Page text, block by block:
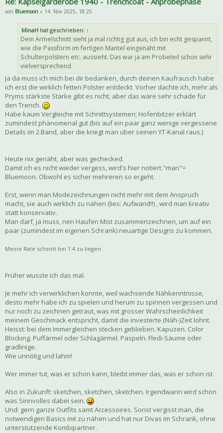
von Bluemoon » 14. Nov 2025, 18:25
MinaH hat geschrieben: ↑
Dein Ärmelschnitt sieht ja mal richtig gut aus, ich bin echt gespannt,
wie die Passform im fertigen Mantel eingenäht mit
Schulterpolstern etc. aussieht. Das war ja am Probeteil schon sehr
vielversprechend.
Ja da muss ich mich bei dir bedanken, durch deinen Kaufrausch habe
ich erst die wirklich fetten Polster entdeckt. Vorher dachte ich, mehr als
Pryms stärkste Stärke gibt es nicht, aber das wäre sehr schade für
den Trench.
Habe kaum Vergleiche mit Schnittsystemen; Hofenbitzer erklärt
zumindest phänomenal gut (bis auf ein paar ganz wenige vergessene
Details im 2.Band, aber die kriegt man über seinen YT-Kanal raus.)
Heute nix genäht, aber was gechecked.
Damit ich es nicht wieder vergess, wird's hier notiert."man"=
Bluemoon. Obwohl es sicher mehreren so ergeht.
Erst, wenn man Modezeichnungen nicht mehr mit dem Anspruch
macht, sie auch wirklich zu nähen (lies: Aufwand!!) , wird man kreativ
statt konservativ.
Man darf, ja muss, nen Haufen Mist zusammenzeichnen, um auf ein
paar (zumindest im eigenen Schrank) neuartige Designs zu kommen.
Meine Rate scheint bei 1:4 zu liegen.
Früher wusste ich das mal.
Je mehr ich verwirklichen konnte, weil wachsende Nähkenntnisse,
desto mehr habe ich zu spielen und herum zu spinnen vergessen und
nur noch zu zeichnen getraut, was mit grosser Wahrscheinlichkeit
meinem Geschmack entspricht, damit die investerte (Näh-)Zeit lohnt.
Heisst: bei dem Immergleichen stecken geblieben. Kapuzen. Color
Blocking. Puffärmel oder Schlagärmel. Paspeln. Fledi-Säume oder
gradlinige.
Wie unnötig und lahm!
Wer immer tut, was er schon kann, bleibt immer das, was er schon ist.
Also in Zukunft: sketchen, sketchen, sketchen. Irgendwann wird schon
was Sinnvolles dabei sein.
Und: gern ganze Outfits samt Accessoires. Sonst vergisst man, die
notwendigen Basics mit zu nähen und hat nur Divas im Schrank, ohne
unterstützende Kombipartner.